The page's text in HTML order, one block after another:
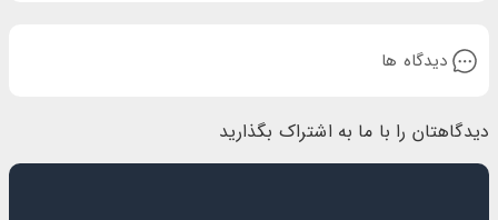
دیدگاه ها
دیدگاهتان را با ما به اشتراک بگذارید